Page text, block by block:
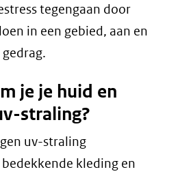
tegengaan door
in een gebied, aan en
je je huid en
straling?
uv-straling
kleding en